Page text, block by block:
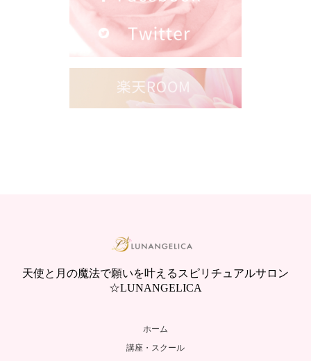
天使と月の魔法で願いを叶えるスピリチュアルサロン
☆LUNANGELICA
ホーム
講座・スクール